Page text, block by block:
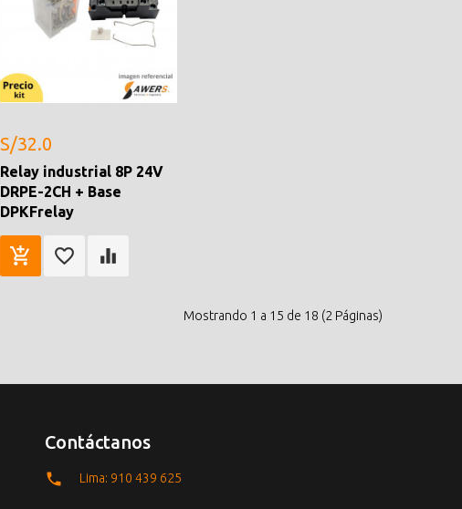
S/32.0
Relay industrial 8P 24V
DRPE-2CH + Base
DPKFrelay
Mostrando 1 a 15 de 18 (2 Páginas)
Contáctanos
Lima: 910 439 625